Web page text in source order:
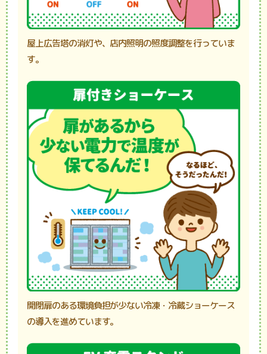
屋上広告塔の消灯や、店内照明の照度調整を行っていま
す。
開閉扉のある環境負担が少ない冷凍・冷蔵ショーケース
の導入を進めています。